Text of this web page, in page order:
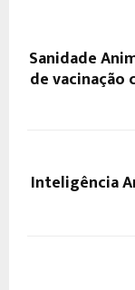
Sanidade
de vacinação
Inteligência